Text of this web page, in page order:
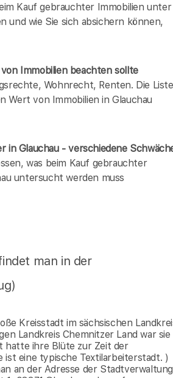
Kauf gebrauchter Immobilien unter
und wie Sie sich absichern können,
Immobilien beachten sollte
Wohnrecht, Renten. Die Liste
Wert von Immobilien in Glauchau
in Glauchau - verschiedene
was beim Kauf gebrauchter
untersucht werden muss
man in der
Kreisstadt im sächsischen
Landkreis Chemnitzer Land war sie
hatte ihre Blüte zur Zeit der
ist eine typische Textilarbeiterstadt. )
an der Adresse der Stadtverwaltung